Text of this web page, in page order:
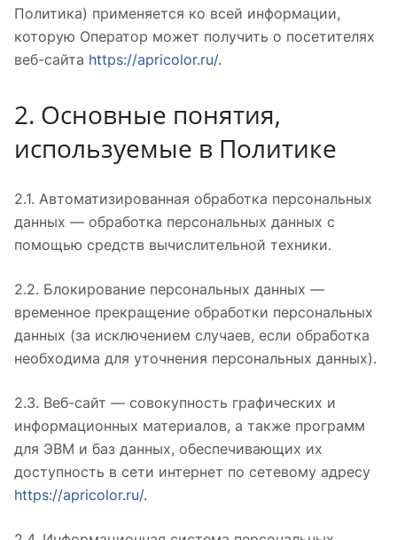
Политика) применяется ко всей информации,
которую Оператор может получить о посетителях
веб-сайта https://apricolor.ru/.
2. Основные понятия,
используемые в Политике
2.1. Автоматизированная обработка персональных
данных — обработка персональных данных с
помощью средств вычислительной техники.
2.2. Блокирование персональных данных —
временное прекращение обработки персональных
данных (за исключением случаев, если обработка
необходима для уточнения персональных данных).
2.3. Веб-сайт — совокупность графических и
информационных материалов, а также программ
для ЭВМ и баз данных, обеспечивающих их
доступность в сети интернет по сетевому адресу
https://apricolor.ru/.